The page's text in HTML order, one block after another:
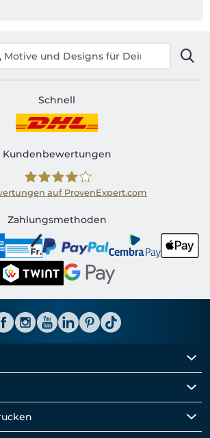
Schnell
Kundenbewertungen
Shirtinator CH
auf ProvenExpert.com
Zahlungsmethoden